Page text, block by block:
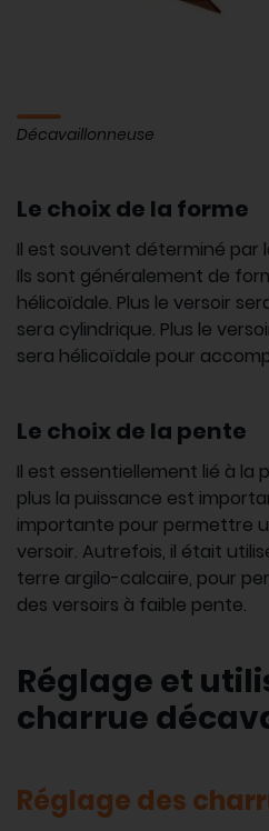
Décavaillonneuse
Le choix de la forme
Il est souvent déterminé par
Ils sont généralement de
hélicoïdale. Plus le versoir
sera cylindrique. Plus le
sera hélicoïdale pour
Le choix de la pente
Il est essentiellement lié à la
plus la puissance est
importante pour permettre
versoir. Autrefois, il était
terre argilo-calcaire, pour
des versoirs à faible pente.
Réglage et
charrue
Réglage des